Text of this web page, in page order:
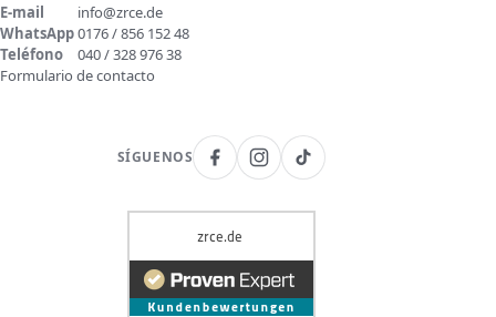
E-mail
info@zrce.de
WhatsApp0176 / 856 152 48
Teléfono
040 / 328 976 38
Formulario de contacto
SÍGUENOS